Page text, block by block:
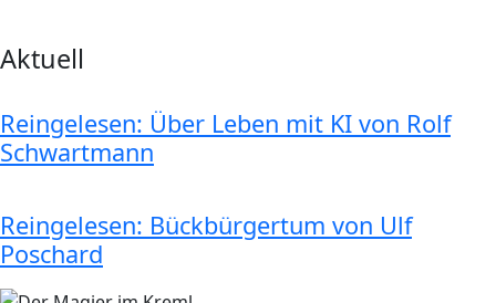
Aktuell
Reingelesen: Über Leben mit KI von Rolf
Schwartmann
Reingelesen: Bückbürgertum von Ulf
Poschard